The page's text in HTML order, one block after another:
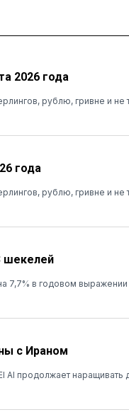
2026 года
рублю, гривне и не
года
рублю, гривне и не
шекелей
7,7% в годовом выражении
с Ираном
Al продолжает наращивать